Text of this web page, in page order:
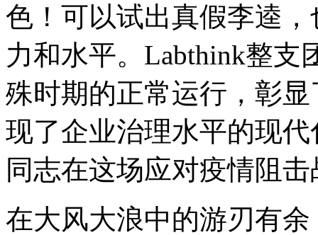
色！可以试出真假李逵
力和水平。Labthink整支
殊时期的正常运行，彰
现了企业治理水平的现
同志在这场应对疫情阻
在大风大浪中的游刃有